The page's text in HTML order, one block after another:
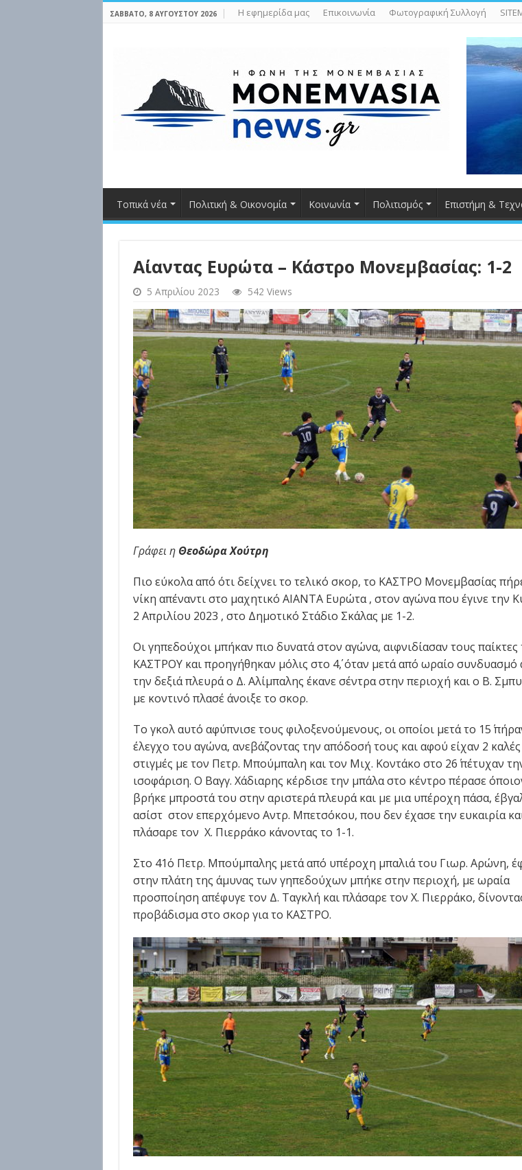
ΣΆΒΒΑΤΟ, 8 ΑΥΓΟΎΣΤΟΥ 2026 Η εφημερίδα μας Επικοινωνία Φωτογραφική Συλλογή
Τοπικά νέα Πολιτική & Οικονομία Κοινωνία Πολιτισμός Επιστήμη &
Αίαντας Ευρώτα – Κάστρο Μονεμβασίας: 1-2
5 Απριλίου 2023 542 Views
Γράφει η Θεοδώρα Χούτρη
Πιο εύκολα από ότι δείχνει το τελικό σκορ, το ΚΑΣΤΡΟ Μονεμβασίας
νίκη απέναντι στο μαχητικό ΑΙΑΝΤΑ Ευρώτα , στον αγώνα που έγινε την
2 Απριλίου 2023 , στο Δημοτικό Στάδιο Σκάλας με 1-2.
Οι γηπεδούχοι μπήκαν πιο δυνατά στον αγώνα, αιφνιδίασαν τους παίκτες
ΚΑΣΤΡΟΥ και προηγήθηκαν μόλις στο 4΄, όταν μετά από ωραίο συνδυασμό
την δεξιά πλευρά ο Δ. Αλίμπαλης έκανε σέντρα στην περιοχή και ο Β.
με κοντινό πλασέ άνοιξε το σκορ.
Το γκολ αυτό αφύπνισε τους φιλοξενούμενους, οι οποίοι μετά το 15΄
έλεγχο του αγώνα, ανεβάζοντας την απόδοσή τους και αφού είχαν 2 καλές
στιγμές με τον Πετρ. Μπούμπαλη και τον Μιχ. Κοντάκο στο 26΄ πέτυχαν
ισοφάριση. Ο Βαγγ. Χάδιαρης κέρδισε την μπάλα στο κέντρο πέρασε
βρήκε μπροστά του στην αριστερά πλευρά και με μια υπέροχη πάσα,
ασίστ στον επερχόμενο Αντρ. Μπετσόκου, που δεν έχασε την ευκαιρία
πλάσαρε τον Χ. Πιερράκο κάνοντας το 1-1.
Στο 41΄ο Πετρ. Μπούμπαλης μετά από υπέροχη μπαλιά του Γιωρ. Aρώνη,
στην πλάτη της άμυνας των γηπεδούχων μπήκε στην περιοχή, με ωραία
προσποίηση απέφυγε τον Δ. Ταγκλή και πλάσαρε τον Χ. Πιερράκο,
προβάδισμα στο σκορ για το ΚΑΣΤΡΟ.